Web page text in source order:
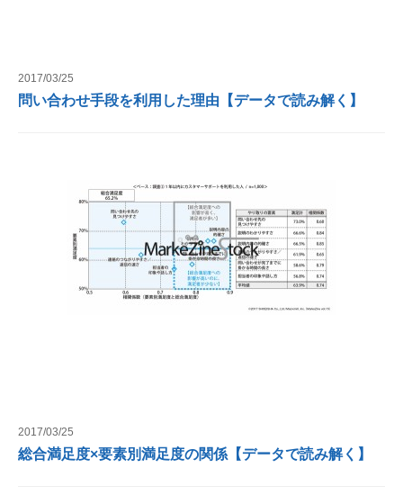
2017/03/25
問い合わせ手段を利用した理由【データで読み解く】
2017/03/25
総合満足度×要素別満足度の関係【データで読み解く】